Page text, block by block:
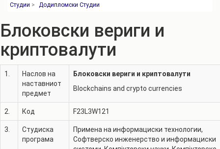
Студии > Додипломски Студии
Блоковски вериги и
криптовалути
1.
Наслов на
наставниот
предмет
Блоковски вериги и криптовалути
Blockchains and crypto currencies
2. Код F23L3W121
3.
Студиска
програма
Примена на информациски технологии,
Софтверско инженерство и информациски